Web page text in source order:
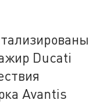
Ducati
Avantis